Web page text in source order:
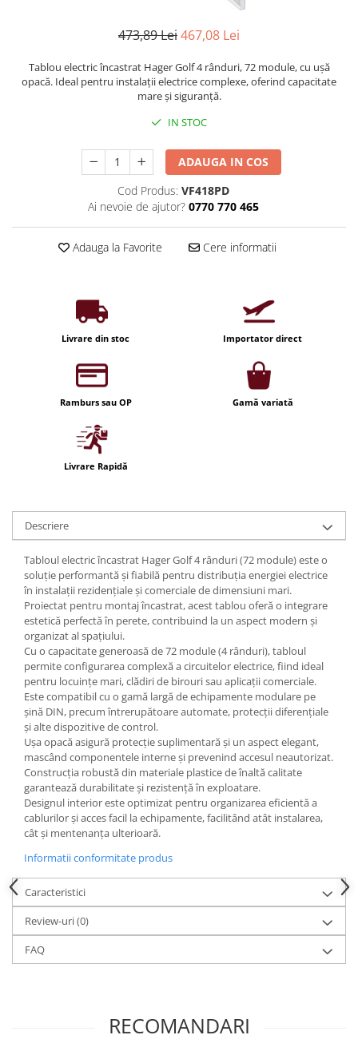
Becuri LED Decor
Becuri LED Smart
Becuri LED cu filament
Corpuri de emergenta
Uncategorized
Profil banda LED
Iluminat festiv
Fotosenzori si Senzori de miscare
Sina Magnetica Slim LIMBO
Iluminat decorativ de Craciun
473,89 Lei467,08 Lei
Tablou electric încastrat Hager Golf 4 rânduri, 72 module, cu ușă
opacă. Ideal pentru instalații electrice complexe, oferind capacitate
mare și siguranță.
IN STOC
ADAUGA IN COS
Cod Produs: VF418PD
Ai nevoie de ajutor? 0770 770 465
Adauga la Favorite Cere informatii
Livrare din stoc Importator direct
Ramburs sau OP Gamă variată
Livrare Rapidă
Descriere
Tabloul electric încastrat Hager Golf 4 rânduri (72 module) este o
soluție performantă și fiabilă pentru distribuția energiei electrice
în instalații rezidențiale și comerciale de dimensiuni mari.
Proiectat pentru montaj încastrat, acest tablou oferă o integrare
estetică perfectă în perete, contribuind la un aspect modern și
organizat al spațiului.
Cu o capacitate generoasă de 72 module (4 rânduri), tabloul
permite configurarea complexă a circuitelor electrice, fiind ideal
pentru locuințe mari, clădiri de birouri sau aplicații comerciale.
Este compatibil cu o gamă largă de echipamente modulare pe
șină DIN, precum întrerupătoare automate, protecții diferențiale
și alte dispozitive de control.
Ușa opacă asigură protecție suplimentară și un aspect elegant,
mascând componentele interne și prevenind accesul neautorizat.
Construcția robustă din materiale plastice de înaltă calitate
garantează durabilitate și rezistență în exploatare.
Designul interior este optimizat pentru organizarea eficientă a
cablurilor și acces facil la echipamente, facilitând atât instalarea,
cât și mentenanța ulterioară.
Informatii conformitate produs
Caracteristici
Review-uri(0)
FAQ
RECOMANDARI